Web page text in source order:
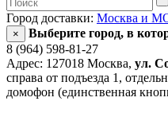
Город доставки: Москва и
×
Выберите город, в
8 (964) 598-81-27
Адрес: 127018 Москва, ул.
справа от подъезда 1,
домофон (единственная